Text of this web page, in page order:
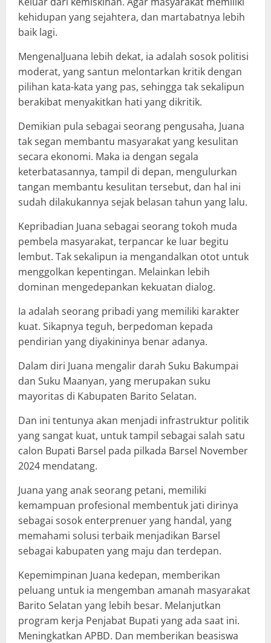
kehidupan yang sejahtera, dan martabatnya lebih
baik lagi.
MengenalJuana lebih dekat, ia adalah sosok politisi
moderat, yang santun melontarkan kritik dengan
pilihan kata-kata yang pas, sehingga tak sekalipun
berakibat menyakitkan hati yang dikritik.
Demikian pula sebagai seorang pengusaha, Juana
tak segan membantu masyarakat yang kesulitan
secara ekonomi. Maka ia dengan segala
keterbatasannya, tampil di depan, mengulurkan
tangan membantu kesulitan tersebut, dan hal ini
sudah dilakukannya sejak belasan tahun yang lalu.
Kepribadian Juana sebagai seorang tokoh muda
pembela masyarakat, terpancar ke luar begitu
lembut. Tak sekalipun ia mengandalkan otot untuk
menggolkan kepentingan. Melainkan lebih
dominan mengedepankan kekuatan dialog.
Ia adalah seorang pribadi yang memiliki karakter
kuat. Sikapnya teguh, berpedoman kepada
pendirian yang diyakininya benar adanya.
Dalam diri Juana mengalir darah Suku Bakumpai
dan Suku Maanyan, yang merupakan suku
mayoritas di Kabupaten Barito Selatan.
Dan ini tentunya akan menjadi infrastruktur politik
yang sangat kuat, untuk tampil sebagai salah satu
calon Bupati Barsel pada pilkada Barsel November
2024 mendatang.
Juana yang anak seorang petani, memiliki
kemampuan profesional membentuk jati dirinya
sebagai sosok enterprenuer yang handal, yang
memahami solusi terbaik menjadikan Barsel
sebagai kabupaten yang maju dan terdepan.
Kepemimpinan Juana kedepan, memberikan
peluang untuk ia mengemban amanah masyarakat
Barito Selatan yang lebih besar. Melanjutkan
program kerja Penjabat Bupati yang ada saat ini.
Meningkatkan APBD. Dan memberikan beasiswa